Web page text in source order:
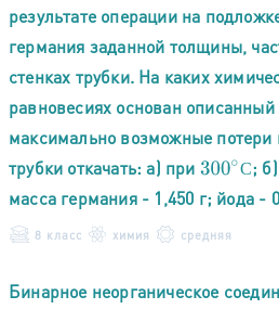
результате операции на
германия заданной толщины,
стенках трубки. На каких
равновесиях основан
максимально возможные потери
трубки откачать: а) при
С
300∘С ;
масса германия - 1,450 г; йода -
8 класс химия средняя
Бинарное неорганическое